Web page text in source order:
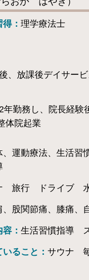
： 理学療法士
、放課後デイサー
勤務し、院長経験
体院起業
、運動療法、生活習
旅行 ドライブ
、股関節痛、膝痛、
： 生活習慣指導
ること： サウナ